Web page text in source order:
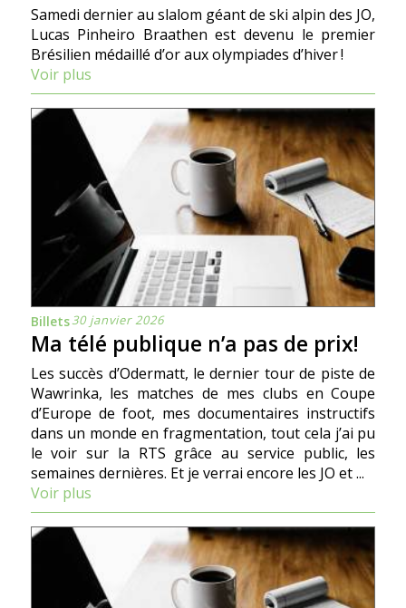
Samedi dernier au slalom géant de ski alpin des JO,
Lucas Pinheiro Braathen est devenu le premier
Brésilien médaillé d’or aux olympiades d’hiver !
Voir plus
Billets30 janvier 2026
Ma télé publique n’a pas de prix!
Les succès d’Odermatt, le dernier tour de piste de
Wawrinka, les matches de mes clubs en Coupe
d’Europe de foot, mes documentaires instructifs
dans un monde en fragmentation, tout cela j’ai pu
le voir sur la RTS grâce au service public, les
semaines dernières. Et je verrai encore les JO et ...
Voir plus